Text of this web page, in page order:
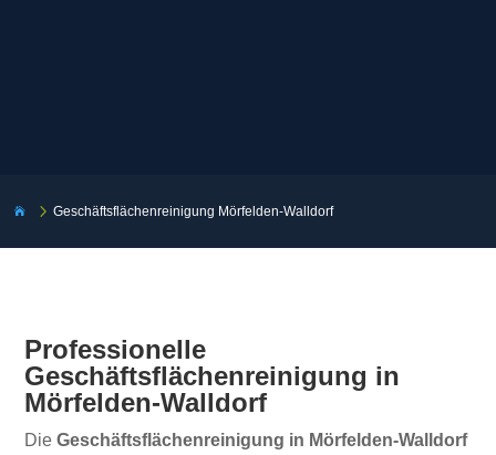
 5Geschäftsflächenreinigung Mörfelden-Walldorf
Professionelle
Geschäftsflächenreinigung in
Mörfelden-Walldorf
DieGeschäftsflächenreinigung in Mörfelden-Walldorf